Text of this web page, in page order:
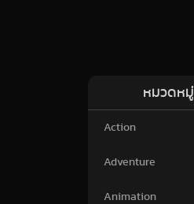
หมวดหมู่
Action
Adventure
Animation